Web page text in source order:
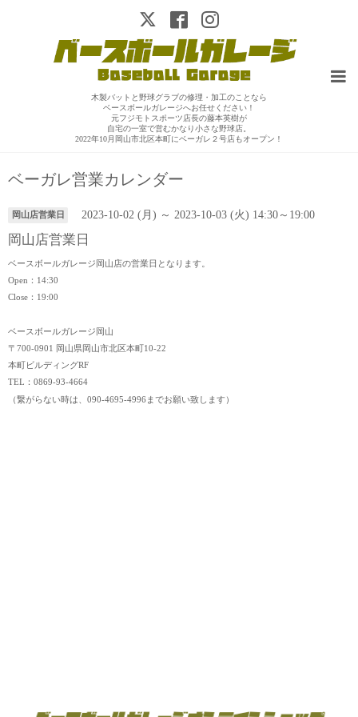
木製バットと野球グラブの修理・加工のことなら
ベースボールガレージへお任せください！
元フジモトスポーツ店長の藤本英樹が
自宅の一室で営むかなり小さな野球店。
2022年10月岡山市北区本町にベーガレ２号店もオープン！
ベーガレ営業カレンダー
岡山店営業日 2023-10-02 (月) ～ 2023-10-03 (火) 14:30～19:00
岡山店営業日
ベースボールガレージ岡山店の営業日となります。
Open：14:30
Close：19:00
ベースボールガレージ岡山
〒700-0901 岡山県岡山市北区本町10-22
本町ビルディングRF
TEL：0869-93-4664
（繋がらない時は、090-4695-4996までお願い致します）